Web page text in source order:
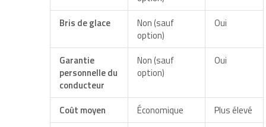
Bris de glace
Non (sauf
option)
Oui
Garantie
personnelle du
conducteur
Non (sauf
option)
Oui
Coût moyen Économique
Plus élevé